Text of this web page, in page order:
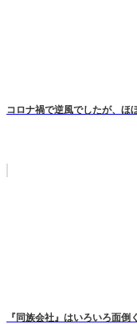
コロナ禍で逆風でしたが、ほ
『同族会社』はいろいろ面倒